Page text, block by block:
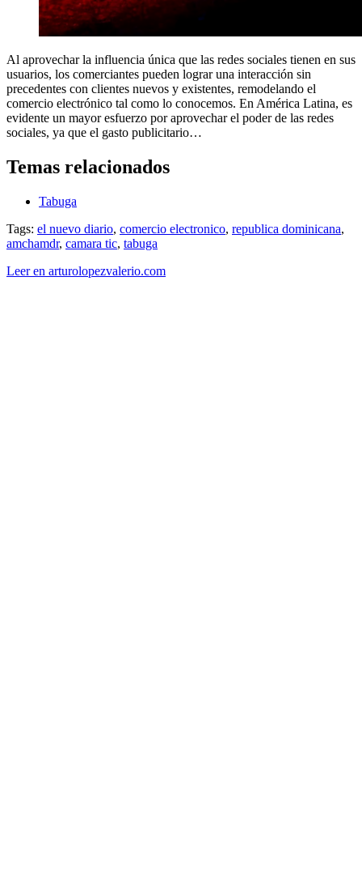
Al aprovechar la influencia única que las redes sociales tienen en sus
usuarios, los comerciantes pueden lograr una interacción sin
precedentes con clientes nuevos y existentes, remodelando el
comercio electrónico tal como lo conocemos. En América Latina, es
evidente un mayor esfuerzo por aprovechar el poder de las redes
sociales, ya que el gasto publicitario…
Temas relacionados
Tabuga
Tags: el nuevo diario, comercio electronico, republica dominicana,
amchamdr, camara tic, tabuga
Leer en arturolopezvalerio.com